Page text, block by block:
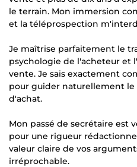
le terrain. Mon immersion
et la téléprospection
Je maîtrise parfaitement le
psychologie de l'acheteur et
vente. Je sais exactement
pour guider naturellement
d'achat.
Mon passé de secrétaire est
pour une rigueur
valeur claire de vos
irréprochable.